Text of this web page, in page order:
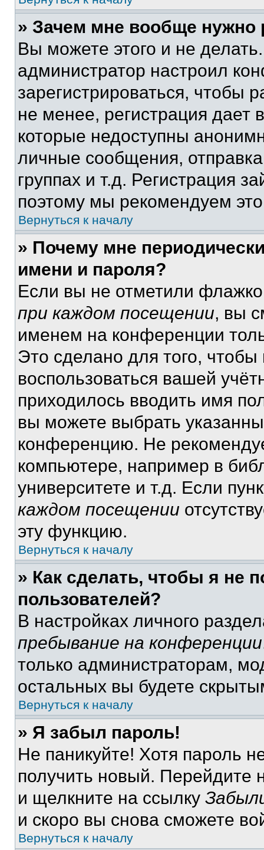
» Зачем мне вообще нужно
Вы можете этого и не
администратор настроил
зарегистрироваться, чтобы
не менее, регистрация
которые недоступны
личные сообщения,
группах и т.д. Регистрация
поэтому мы рекомендуем
Вернуться к началу
» Почему мне
имени и пароля?
Если вы не отметили
при каждом посещении, вы
именем на конференции
Это сделано для того, чтобы
воспользоваться вашей
приходилось вводить имя
вы можете выбрать
конференцию. Не
компьютере, например в
университете и т.д. Если
каждом посещении
эту функцию.
Вернуться к началу
» Как сделать, чтобы я не
пользователей?
В настройках личного
пребывание на конференции
только администраторам,
остальных вы будете
Вернуться к началу
» Я забыл пароль!
Не паникуйте! Хотя пароль
получить новый. Перейдите
и щелкните на ссылку
и скоро вы снова сможете
Вернуться к началу